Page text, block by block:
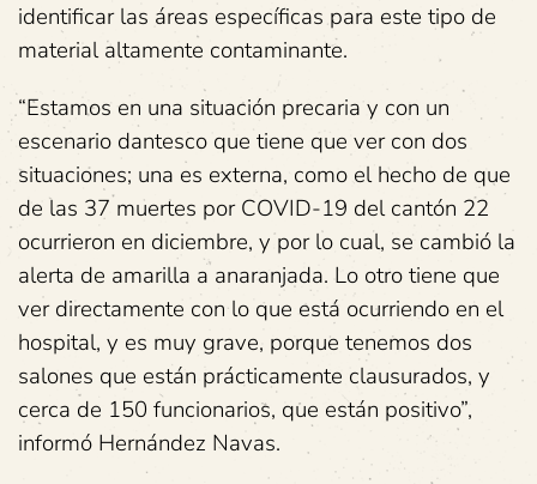
identificar las áreas específicas para este tipo de
material altamente contaminante.
“Estamos en una situación precaria y con un
escenario dantesco que tiene que ver con dos
situaciones; una es externa, como el hecho de que
de las 37 muertes por COVID-19 del cantón 22
ocurrieron en diciembre, y por lo cual, se cambió la
alerta de amarilla a anaranjada. Lo otro tiene que
ver directamente con lo que está ocurriendo en el
hospital, y es muy grave, porque tenemos dos
salones que están prácticamente clausurados, y
cerca de 150 funcionarios, que están positivo”,
informó Hernández Navas.